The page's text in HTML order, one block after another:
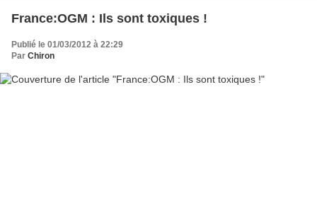
France:OGM : Ils sont toxiques !
Publié le 01/03/2012 à 22:29
Par Chiron